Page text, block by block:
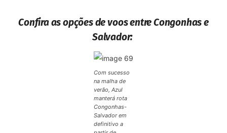
Confira as opções de voos entre Congonhas e
Salvador:
Com sucesso
na malha de
verão, Azul
manterá rota
Congonhas-
Salvador em
definitivo a